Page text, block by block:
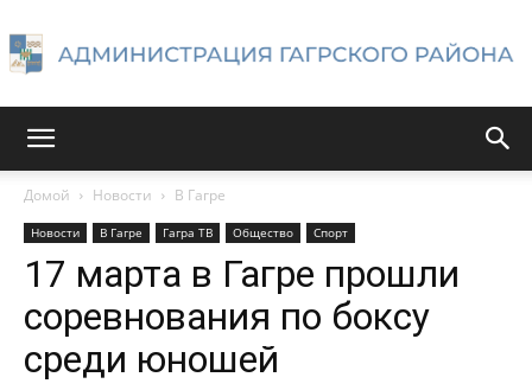
Гагрского
района
Домой Новости В Гагре
Новости В Гагре Гагра ТВ Общество Спорт
17 марта в Гагре прошли
соревнования по боксу
среди юношей